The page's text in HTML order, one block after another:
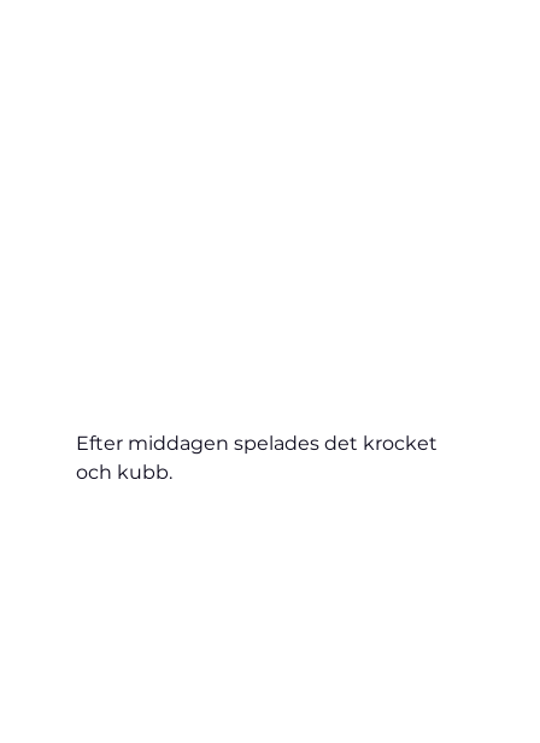
Efter middagen spelades det krocket
och kubb.